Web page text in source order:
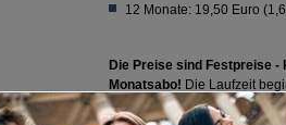
12 Monate: 19,50 Euro
Die Preise sind Festpreise -
Monatsabo! Die Laufzeit
Aktivierung der Lizenz.